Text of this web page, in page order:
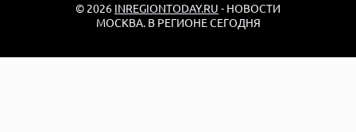
© 2026 INREGIONTODAY.RU - НОВОСТИ
МОСКВА. В РЕГИОНЕ СЕГОДНЯ